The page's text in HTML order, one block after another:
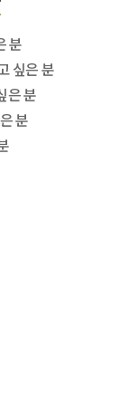
분
싶은 분
은 분
분